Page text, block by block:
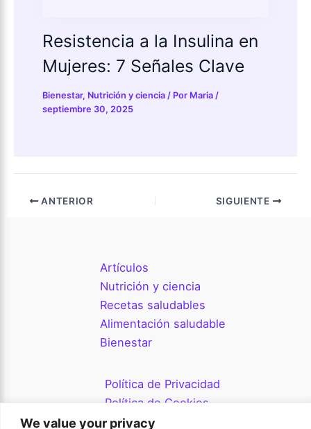
We value your privacy
Resistencia a la Insulina en
Mujeres: 7 Señales Clave
Bienestar, Nutrición y ciencia / Por Maria/
septiembre 30, 2025
ANTERIOR SIGUIENTE
Artículos
Nutrición y ciencia
Recetas saludables
Alimentación saludable
Bienestar
Política de Privacidad
Política de Cookies
Términos de Uso